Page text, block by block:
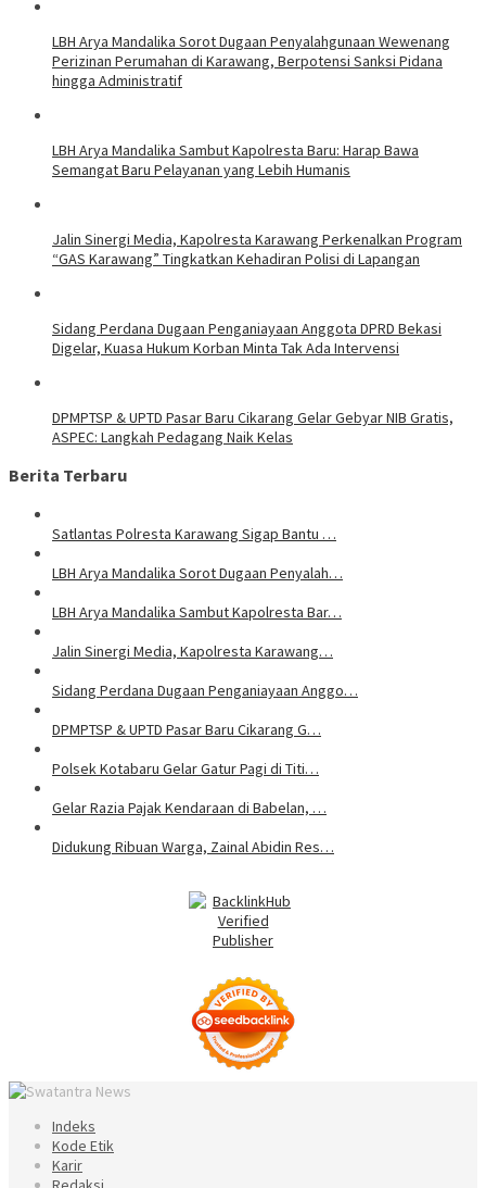
LBH Arya Mandalika Sorot Dugaan Penyalahgunaan Wewenang
Perizinan Perumahan di Karawang, Berpotensi Sanksi Pidana
hingga Administratif
LBH Arya Mandalika Sambut Kapolresta Baru: Harap Bawa
Semangat Baru Pelayanan yang Lebih Humanis
Jalin Sinergi Media, Kapolresta Karawang Perkenalkan Program
“GAS Karawang” Tingkatkan Kehadiran Polisi di Lapangan
Sidang Perdana Dugaan Penganiayaan Anggota DPRD Bekasi
Digelar, Kuasa Hukum Korban Minta Tak Ada Intervensi
DPMPTSP & UPTD Pasar Baru Cikarang Gelar Gebyar NIB Gratis,
ASPEC: Langkah Pedagang Naik Kelas
Berita Terbaru
Satlantas Polresta Karawang Sigap Bantu …
LBH Arya Mandalika Sorot Dugaan Penyalah…
LBH Arya Mandalika Sambut Kapolresta Bar…
Jalin Sinergi Media, Kapolresta Karawang…
Sidang Perdana Dugaan Penganiayaan Anggo…
DPMPTSP & UPTD Pasar Baru Cikarang G…
Polsek Kotabaru Gelar Gatur Pagi di Titi…
Gelar Razia Pajak Kendaraan di Babelan, …
Didukung Ribuan Warga, Zainal Abidin Res…
Indeks
Kode Etik
Karir